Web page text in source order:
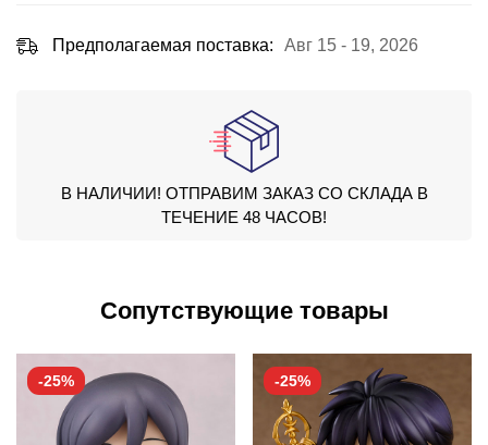
Предполагаемая поставка: Авг 15 - 19, 2026
В НАЛИЧИИ! ОТПРАВИМ ЗАКАЗ СО СКЛАДА В
ТЕЧЕНИЕ 48 ЧАСОВ!
Сопутствующие товары
-25% -25%